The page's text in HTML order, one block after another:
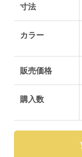
寸法
カラー
販売価格
購入数